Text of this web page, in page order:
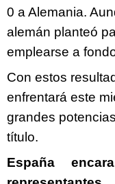
0 a Alemania.
alemán planteó
emplearse a
Con estos
enfrentará este
grandes
título.
España